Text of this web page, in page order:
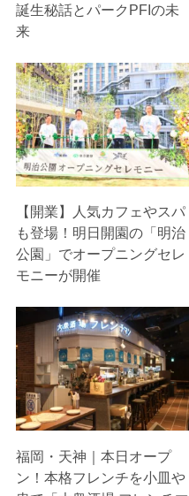
誕生秘話とパークPFIの未
来
【開業】人気カフェやスパ
も登場！明日開園の「明治
公園」でオープニングセレ
モニーが開催
福岡・天神｜本日オープ
ン！本格フレンチを小皿や